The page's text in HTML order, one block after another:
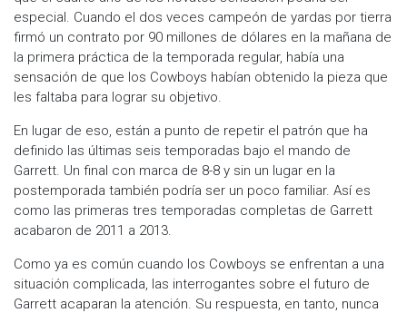
especial. Cuando el dos veces campeón de yardas por tierra
firmó un contrato por 90 millones de dólares en la mañana de
la primera práctica de la temporada regular, había una
sensación de que los Cowboys habían obtenido la pieza que
les faltaba para lograr su objetivo.
En lugar de eso, están a punto de repetir el patrón que ha
definido las últimas seis temporadas bajo el mando de
Garrett. Un final con marca de 8-8 y sin un lugar en la
postemporada también podría ser un poco familiar. Así es
como las primeras tres temporadas completas de Garrett
acabaron de 2011 a 2013.
Como ya es común cuando los Cowboys se enfrentan a una
situación complicada, las interrogantes sobre el futuro de
Garrett acaparan la atención. Su respuesta, en tanto, nunca